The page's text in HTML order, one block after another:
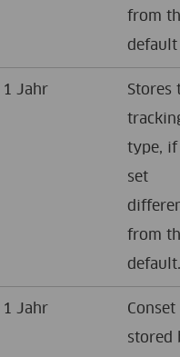
from
default
1 Jahr
Stores
type,
set
from
1 Jahr
Conset
stored